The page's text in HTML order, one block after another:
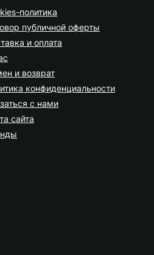
политика
публичной оферты
и оплата
и возврат
конфиденциальности
с нами
сайта